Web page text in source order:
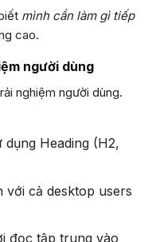
mình cần làm gì tiếp
cao.
người dùng
nghiệm người dùng.
dụng Heading (H2,
với cả desktop users
đọc tập trung vào